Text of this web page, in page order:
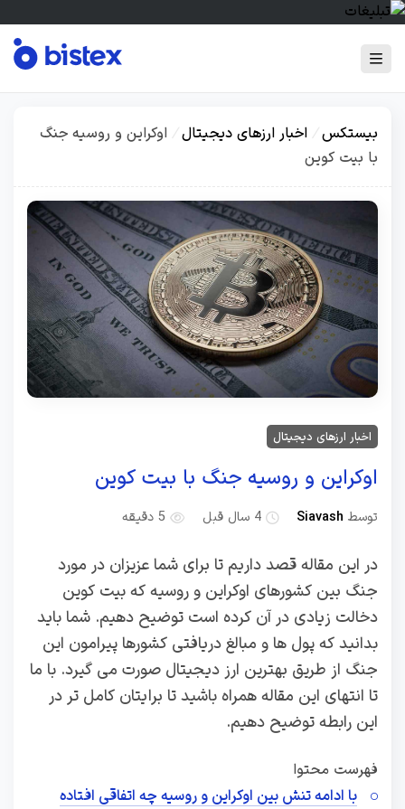
بیستکس اخبار ارزهای دیجیتال
اوکراین و روسیه جنگ
با بیت کوین
اخبار ارزهای دیجیتال
اوکراین و روسیه جنگ با بیت کوین
توسط Siavash 4 سال قبل 5 دقیقه
در این مقاله قصد داریم تا برای شما عزیزان در مورد
جنگ بین کشورهای اوکراین و روسیه که بیت کوین
دخالت زیادی در آن کرده است توضیح دهیم. شما باید
بدانید که پول ها و مبالغ دریافتی کشورها پیرامون این
جنگ از طریق بهترین ارز دیجیتال صورت می گیرد. با ما
تا انتهای این مقاله همراه باشید تا برایتان کامل تر در
این رابطه توضیح دهیم.
فهرست محتوا
با ادامه تنش بین اوکراین و روسیه چه اتفاقی افتاده